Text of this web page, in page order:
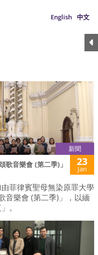
English 中文
新聞
歌音樂會 (第二季)」 23
Jan
菲律賓聖母無染原罪大學
音樂會 (第二季)」，以緬
。